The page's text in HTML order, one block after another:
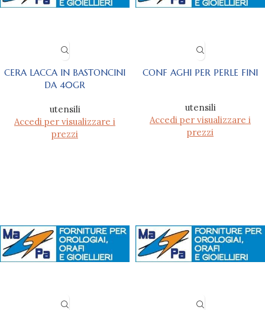
CERA LACCA IN BASTONCINI
DA 40GR
utensili
Accedi per visualizzare i
prezzi
CONF AGHI PER PERLE FINI
utensili
Accedi per visualizzare i
prezzi